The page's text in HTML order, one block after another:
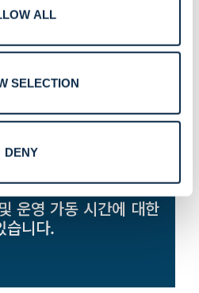
ALL
SELECTION
DENY
비행장 및 항만 환경 전
설계된 확장 가능하고
.
있습니다.
랫폼을 통한 중앙 집중
제어로 총소유비용
황 인식을 향상시킵니
운영 가동 시간에 대한
습니다.